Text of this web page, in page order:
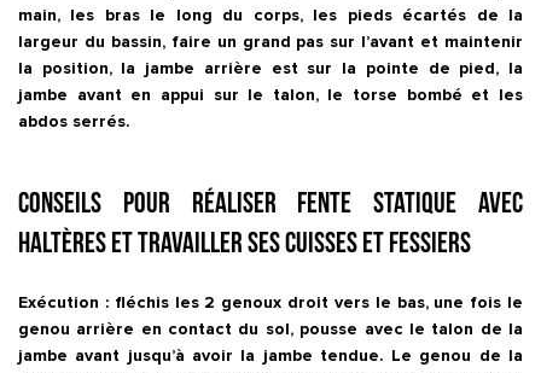
main, les bras le long du corps, les pieds écartés de la
largeur du bassin, faire un grand pas sur l’avant et maintenir
la position, la jambe arrière est sur la pointe de pied, la
jambe avant en appui sur le talon, le torse bombé et les
abdos serrés.
Conseils pour réaliser Fente statique avec
haltères et travailler ses cuisses et fessiers
Exécution : fléchis les 2 genoux droit vers le bas, une fois le
genou arrière en contact du sol, pousse avec le talon de la
jambe avant jusqu’à avoir la jambe tendue. Le genou de la